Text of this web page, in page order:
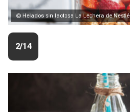
© Helados sin lactosa La Lechera de Nestlé
2/14